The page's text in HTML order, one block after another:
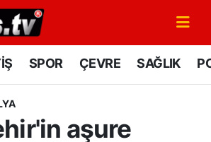
SPOR ÇEVRE SAĞLIK
aşure
Eczaneler
Vakitleri